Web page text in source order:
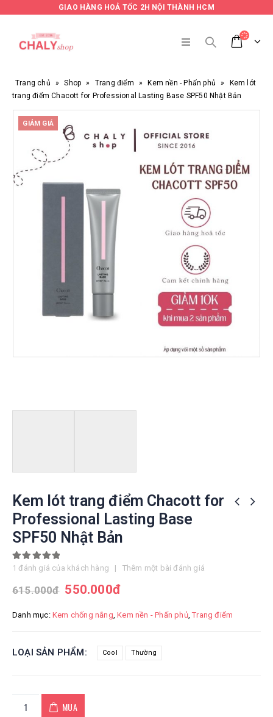
GIAO HÀNG HOẢ TỐC 2H NỘI THÀNH HCM
Trang chủ » Shop » Trang điểm » Kem nền - Phấn phủ »
Kem lót
trang điểm Chacott for Professional Lasting Base SPF50 Nhật Bản
GIẢM GIÁ
Kem lót trang điểm Chacott for
Professional Lasting Base
SPF50 Nhật Bản
5.00out of 5
1 đánh giá của khách hàng | Thêm một bài đánh giá
615.000đ 550.000đ
Danh mục: Kem chống nắng ,Kem nền - Phấn phủ,Trang điểm
LOẠI SẢN PHẨM Cool Thường
MUA